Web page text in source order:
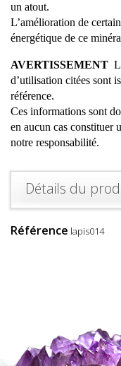
un atout.
L’amélioration de
énergétique de ce
AVERTISSEMENT
d’utilisation citées sont
référence.
Ces informations sont
en aucun cas constituer
notre responsabilité.
Détails du
Référence lapis014